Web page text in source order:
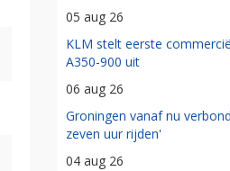
05 aug 26
KLM stelt eerste
A350-900 uit
06 aug 26
Groningen vanaf nu
zeven uur rijden'
04 aug 26